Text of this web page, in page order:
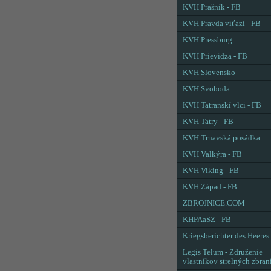
KVH Prašník - FB
KVH Pravda víťazí - FB
KVH Pressburg
KVH Prievidza - FB
KVH Slovensko
KVH Svoboda
KVH Tatranskí vlci - FB
KVH Tatry - FB
KVH Trnavská posádka
KVH Valkýra - FB
KVH Viking - FB
KVH Západ - FB
ZBROJNICE.COM
KHPAaSZ - FB
Kriegsberichter des Heeres
Legis Telum - Združenie
vlastníkov strelných